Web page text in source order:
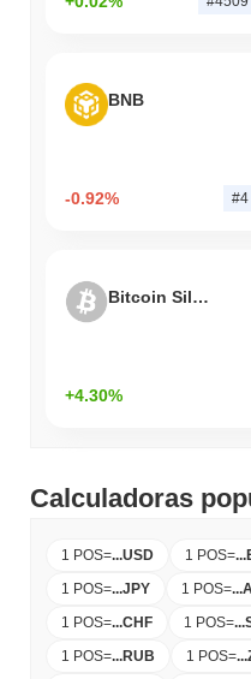
BNB
-0.92% #4
Bitcoin Silver
+4.30%
Calculadoras
1 POS=...USD 1 POS=...
1 POS=...JPY 1 POS=...
1 POS=...CHF 1 POS=...
1 POS=...RUB 1 POS=...